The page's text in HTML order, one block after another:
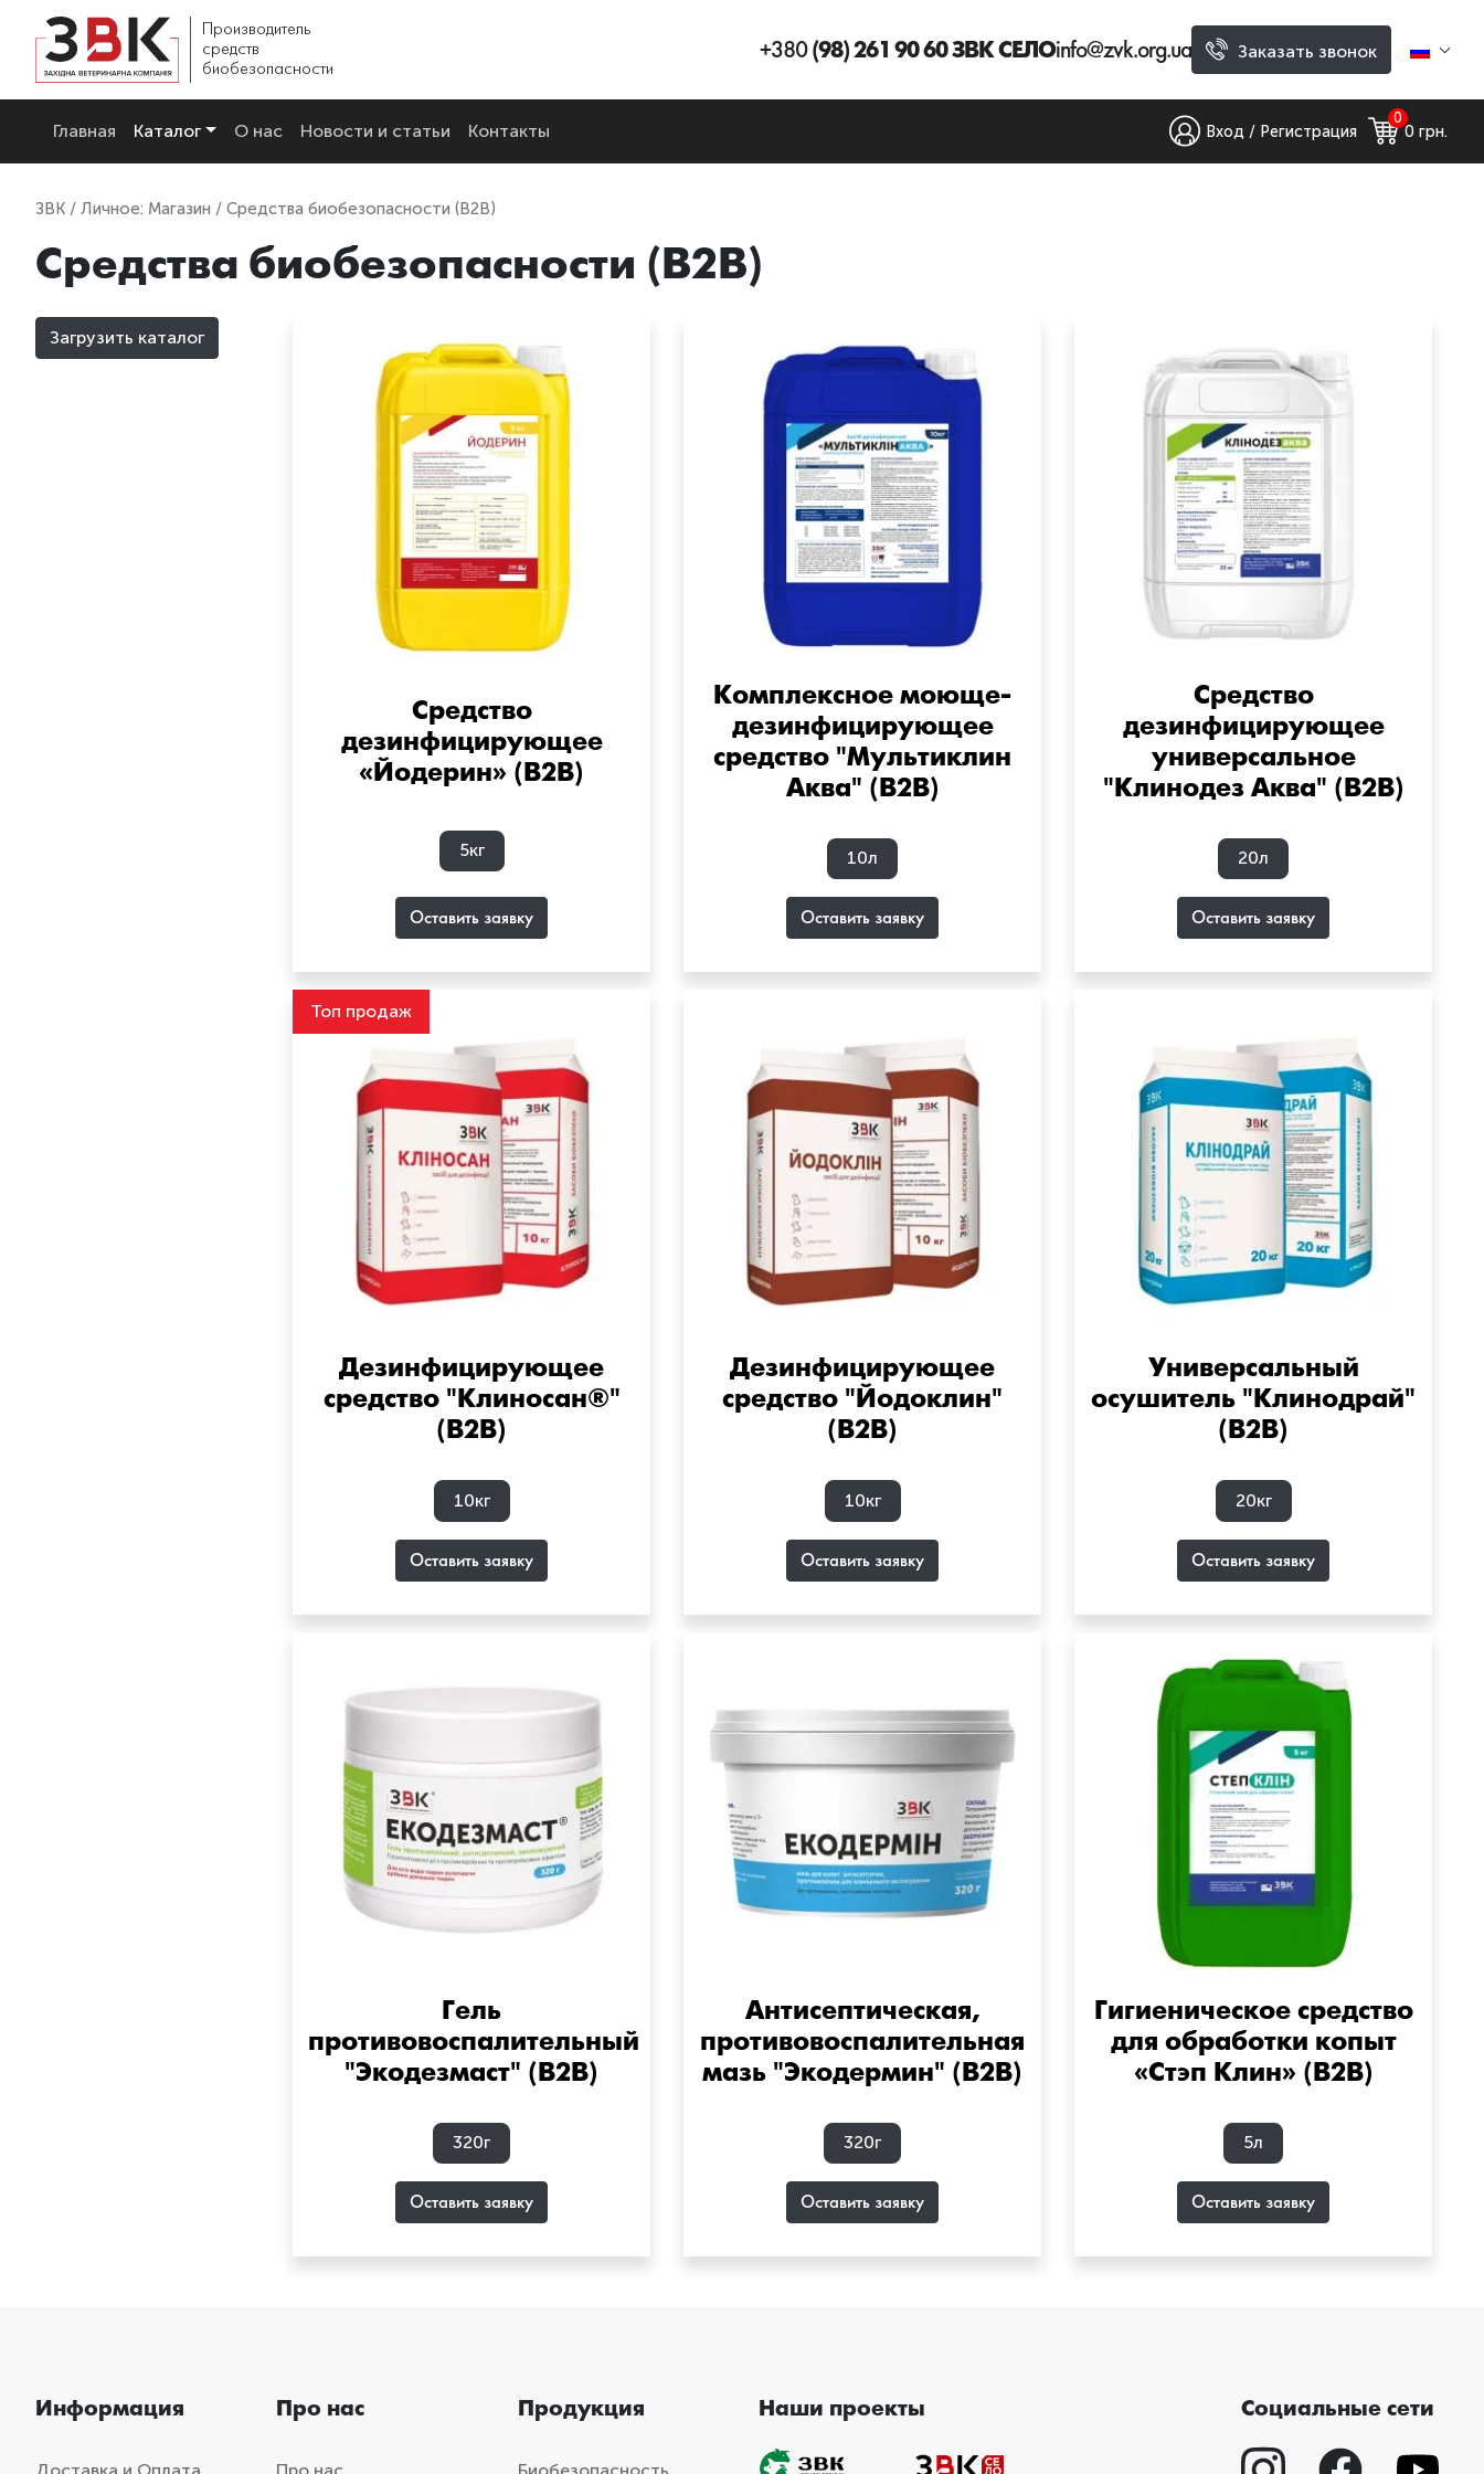
Производитель
средств
биобезопасности
+380(98) 261 90 60 ЗВК СЕЛОinfo@zvk.org.ua Заказать звонок
Главная Каталог О нас Новости и статьи Контакты Вход / Регистрация
0
0 грн.
ЗВК / Личное: Магазин / Средства биобезопасности (B2B)
Средства биобезопасности (B2B)
Загрузить каталог
Средство
дезинфицирующее
«Йодерин» (B2B)
5кг
Оставить заявку
Комплексное моюще-
дезинфицирующее
средство "Мультиклин
Аква" (B2B)
10л
Оставить заявку
Средство
дезинфицирующее
универсальное
"Клинодез Аква" (B2B)
20л
Оставить заявку
Топ продаж
Дезинфицирующее
средство "Клиносан®"
(B2B)
10кг
Оставить заявку
Дезинфицирующее
средство "Йодоклин"
(B2B)
10кг
Оставить заявку
Универсальный
осушитель "Клинодрай"
(B2B)
20кг
Оставить заявку
Гель
противовоспалительный
"Экодезмаст" (B2B)
320г
Оставить заявку
Антисептическая,
противовоспалительная
мазь "Экодермин" (B2B)
320г
Оставить заявку
Гигиеническое средство
для обработки копыт
«Стэп Клин» (B2B)
5л
Оставить заявку
Информация Про нас Продукция Наши проекты Социальные сети